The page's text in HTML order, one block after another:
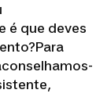
é que deves